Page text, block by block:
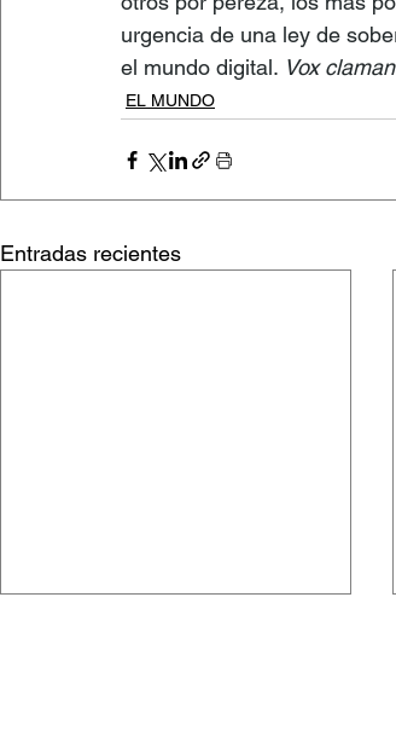
urgencia de una ley de
el mundo digital. Vox
EL MUNDO
Entradas recientes